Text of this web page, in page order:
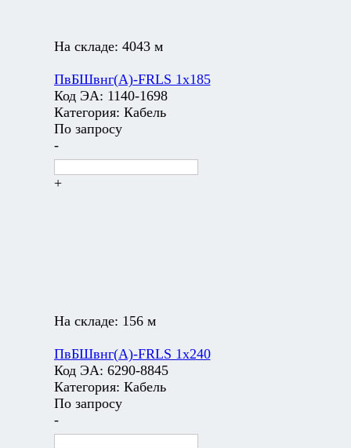
На складе: 4043 м
ПвБШвнг(А)-FRLS 1х185
Код ЭА: 1140-1698
Категория: Кабель
По запросу
-
+
На складе: 156 м
ПвБШвнг(А)-FRLS 1х240
Код ЭА: 6290-8845
Категория: Кабель
По запросу
-